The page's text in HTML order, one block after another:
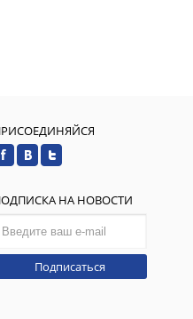
НА НОВОСТИ
Подписаться